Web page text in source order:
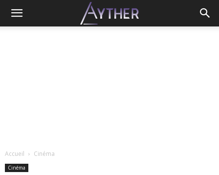
Accueil Cinéma
Cinéma